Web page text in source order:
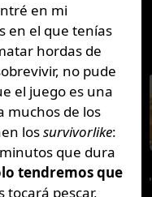
en mi
en el que tenías
hordas de
no pude
el juego es una
muchos de los
lossurvivorlike:
que dura
tendremos que
tocará pescar,